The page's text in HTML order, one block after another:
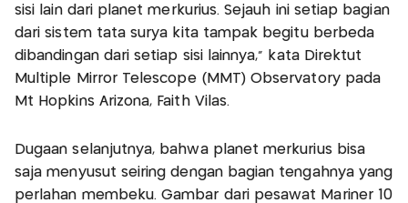
sisi lain dari planet merkurius. Sejauh ini setiap bagian
dari sistem tata surya kita tampak begitu berbeda
dibandingan dari setiap sisi lainnya," kata Direktut
Multiple Mirror Telescope (MMT) Observatory pada
Mt Hopkins Arizona, Faith Vilas.
Dugaan selanjutnya, bahwa planet merkurius bisa
saja menyusut seiring dengan bagian tengahnya yang
perlahan membeku. Gambar dari pesawat Mariner 10